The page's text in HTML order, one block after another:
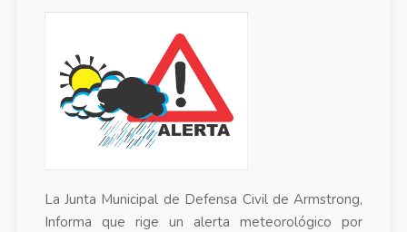
La Junta Municipal de Defensa Civil de Armstrong,
Informa que rige un alerta meteorológico por